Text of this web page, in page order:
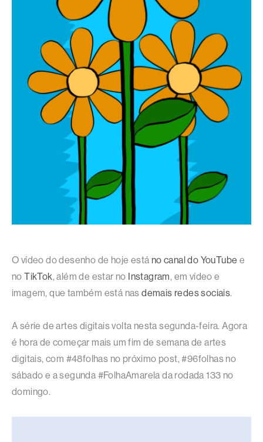
O vídeo do desenho de hoje está no canal do YouTube e
noTikTok, além de estar no Instagram, em vídeo e
imagem, que também está nasdemais redes sociais.
A série de artes digitais volta nesta segunda-feira. Agora
é hora de começar mais um fim de semana de artes
digitais, com #48folhas no próximo post, #96folhas no
sábado e a segunda #FolhaAmarela da rodada 133 no
domingo.